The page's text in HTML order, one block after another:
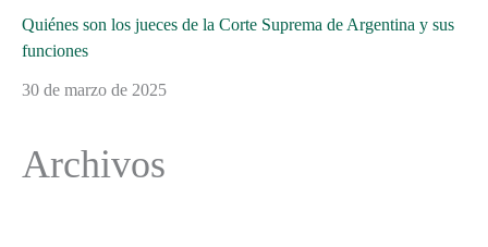
Quiénes son los jueces de la Corte Suprema de Argentina y sus
funciones
30 de marzo de 2025
Archivos